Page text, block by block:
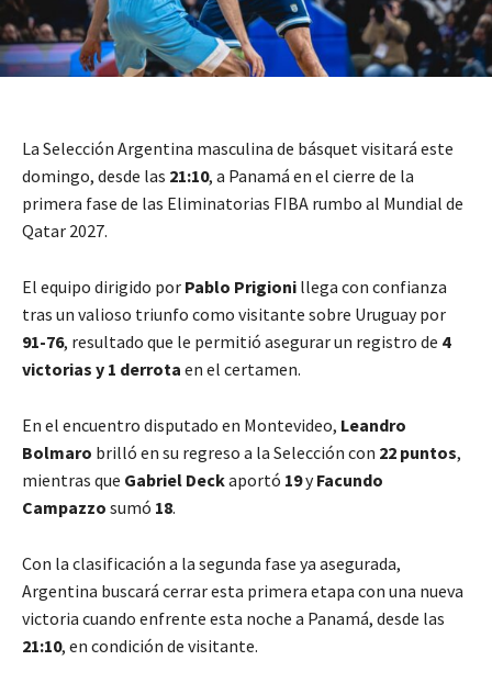
La Selección Argentina masculina de básquet visitará este
domingo, desde las 21:10, a Panamá en el cierre de la
primera fase de las Eliminatorias FIBA rumbo al Mundial de
Qatar 2027.
El equipo dirigido por Pablo Prigioni llega con confianza
tras un valioso triunfo como visitante sobre Uruguay por
91-76, resultado que le permitió asegurar un registro de 4
victorias y 1 derrota en el certamen.
En el encuentro disputado en Montevideo, Leandro
Bolmaro brilló en su regreso a la Selección con 22 puntos,
mientras que Gabriel Deckaportó 19yFacundo
Campazzo sumó 18.
Con la clasificación a la segunda fase ya asegurada,
Argentina buscará cerrar esta primera etapa con una nueva
victoria cuando enfrente esta noche a Panamá, desde las
21:10, en condición de visitante.